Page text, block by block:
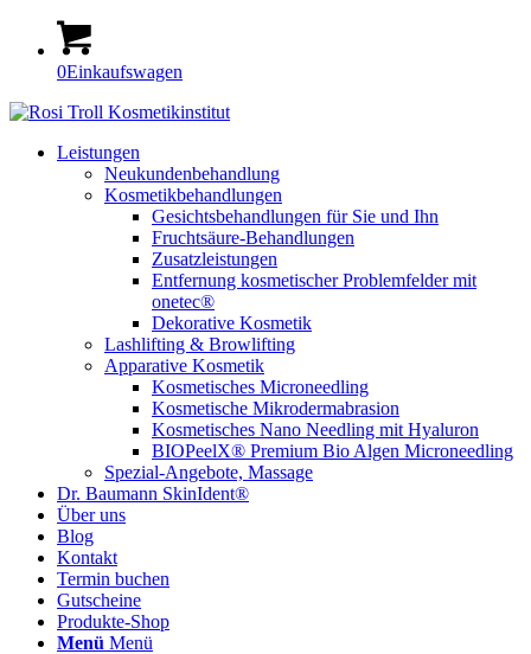
0Einkaufswagen
Leistungen
Neukundenbehandlung
Kosmetikbehandlungen
Gesichtsbehandlungen für Sie und Ihn
Fruchtsäure-Behandlungen
Zusatzleistungen
Entfernung kosmetischer Problemfelder mit
onetec®
Dekorative Kosmetik
Lashlifting & Browlifting
Apparative Kosmetik
Kosmetisches Microneedling
Kosmetische Mikrodermabrasion
Kosmetisches Nano Needling mit Hyaluron
BIOPeelX® Premium Bio Algen Microneedling
Spezial-Angebote, Massage
Dr. Baumann SkinIdent®
Über uns
Blog
Kontakt
Termin buchen
Gutscheine
Produkte-Shop
Menü Menü